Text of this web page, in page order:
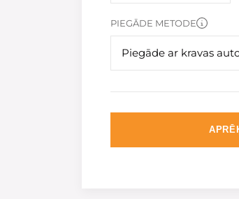
PIEGĀDE METODE
Piegāde ar kravas